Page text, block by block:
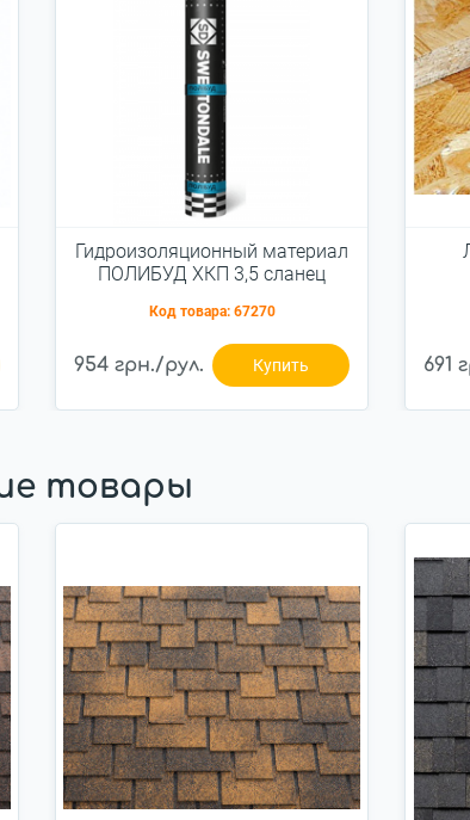
Гидроизоляционный материал
ПОЛИБУД ХКП 3,5 сланец
Код товара: 67270
954 грн./рул. Купить 691
товары